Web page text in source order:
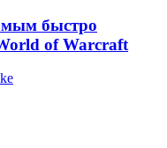
быстро
of Warcraft